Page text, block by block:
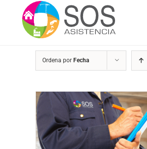
contenido
Ordena por Fecha